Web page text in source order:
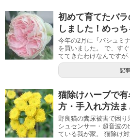
初めて育てたバ
しました！めっ
今年の2月に『パシュミ
を買いました。 で、す
ててきたわけなんですが
記
猫除けハーブで
方・手入れ方法ま
野良猫の糞尿被害で困
シュセンサー・超音波
ている我が家。 猫除け対